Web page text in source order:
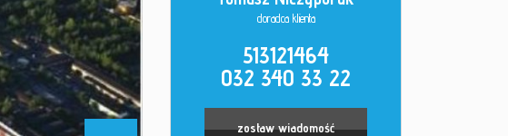
doradca klienta
513121464
032 340 33 22
zostaw wiadomość